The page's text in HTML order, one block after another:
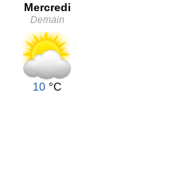
Mercredi
Demain
10 °C